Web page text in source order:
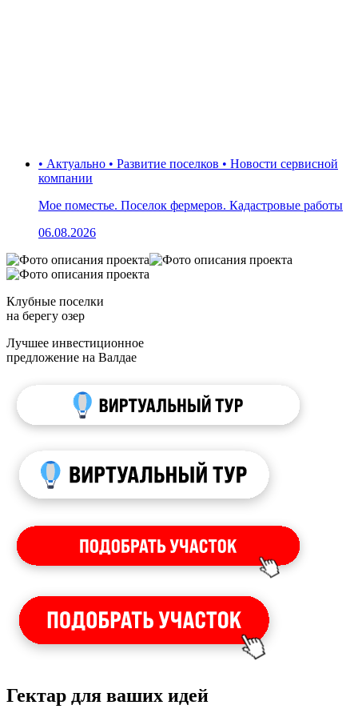
• Актуально • Развитие поселков • Новости сервисной
компании
Мое поместье. Поселок фермеров. Кадастровые работы
06.08.2026
Клубные поселки
на берегу озер
Лучшее инвестиционное
предложение на Валдае
Гектар для ваших идей